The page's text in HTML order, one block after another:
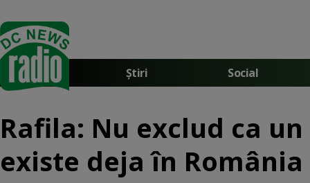
Știri Social
Rafila: Nu exclud ca
existe deja în România